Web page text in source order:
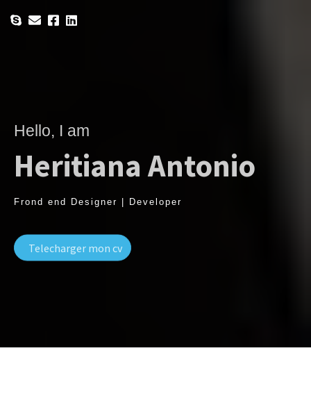
Hello, I am
Heritiana Antonio
Frond end Designer | Developer
Telecharger mon cv